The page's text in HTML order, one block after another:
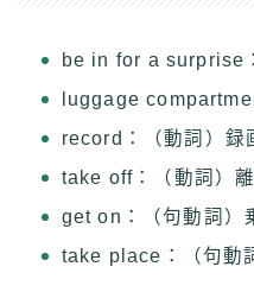
be in for a surprise
luggage
record：（動詞）録
take off：（動詞）
get on：（句動詞）
take place：（句動